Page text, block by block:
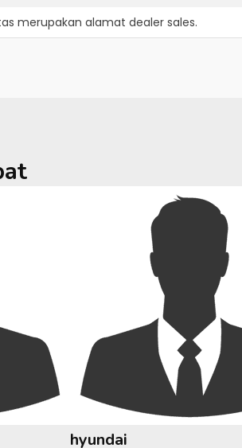
merupakan alamat dealer sales.
hyundai